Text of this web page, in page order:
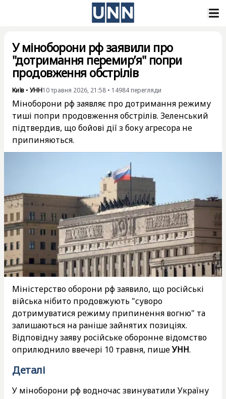
У міноборони рф заявили про
"дотримання перемир’я" попри
продовження обстрілів
Київ • УНН10 травня 2026, 21:58 • 14984 перегляди
Міноборони рф заявляє про дотримання режиму
тиші попри продовження обстрілів. Зеленський
підтвердив, що бойові дії з боку агресора не
припиняються.
Міністерство оборони рф заявило, що російські
війська нібито продовжують "суворо
дотримуватися режиму припинення вогню" та
залишаються на раніше зайнятих позиціях.
Відповідну заяву російське оборонне відомство
оприлюднило ввечері 10 травня, пишеУНН.
Деталі
У міноборони рф водночас звинуватили Україну